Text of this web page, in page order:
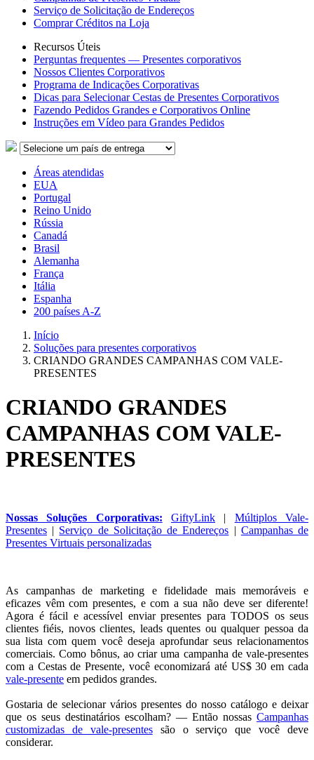
Serviço de Solicitação de Endereços
Comprar Créditos na Loja
Recursos Úteis
Perguntas frequentes — Presentes corporativos
Nossos Clientes Corporativos
Programa de Indicações Corporativas
Dicas para Selecionar Cestas de Presentes Corporativos
Fazendo Pedidos Grandes e Corporativos Online
Instruções em Vídeo para Grandes Pedidos
Áreas atendidas
EUA
Portugal
Reino Unido
Rússia
Canadá
Brasil
Alemanha
França
Itália
Espanha
200 países A-Z
Início
Soluções para presentes corporativos
CRIANDO GRANDES CAMPANHAS COM VALE-
PRESENTES
CRIANDO GRANDES
CAMPANHAS COM VALE-
PRESENTES
Nossas Soluções Corporativas: GiftyLink | Múltiplos Vale-
Presentes | Serviço de Solicitação de Endereços | Campanhas de
Presentes Virtuais personalizadas
As campanhas de marketing e fidelidade mais memoráveis e
eficazes vêm com presentes, e com a sua não deve ser diferente!
Agora é fácil e acessível enviar presentes para TODOS os seus
clientes fiéis, novos clientes, leads quentes ou qualquer pessoa da
sua lista com quem você deseja aprofundar seus relacionamentos
comerciais. Como bônus, ao criar uma campanha de vale-presentes
com a Cestas de Presente, você economizará até US$ 30 em cada
vale-presente em pedidos grandes.
Gostaria de selecionar vários presentes do nosso catálogo e deixar
que os seus destinatários escolham? — Então nossas Campanhas
customizadas de vale-presentessão o serviço que você deve
considerar.